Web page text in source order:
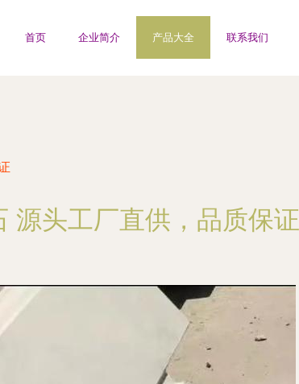
首页 企业简介 产品大全 联系我们
源头工厂直供，品质保证